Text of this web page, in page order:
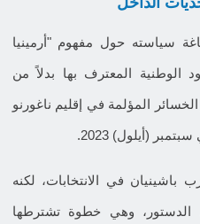
سياسته حول مفهوم "أرمينيا
الوطنية المعترف بها بدلاً من
المؤلمة في إقليم ناغورنو
(أيلول) 2023.
باشينيان في الانتخابات، لكنه
الدستور، وهي خطوة تشترطها